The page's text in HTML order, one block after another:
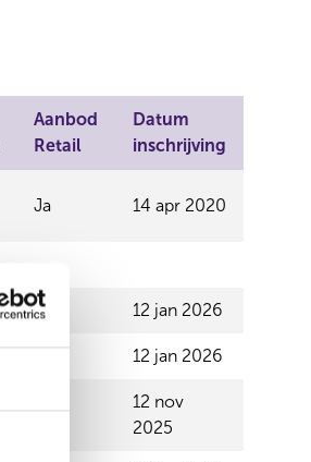
Aanbod
Retail
Datum
inschrijving
Ja 14 apr 2020
12 jan 2026
12 jan 2026
12 nov
2025